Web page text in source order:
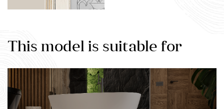
This model is suitable for